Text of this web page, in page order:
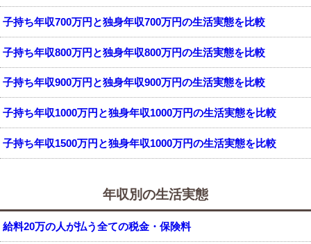
子持ち年収700万円と独身年収700万円の生活実態を比較
子持ち年収800万円と独身年収800万円の生活実態を比較
子持ち年収900万円と独身年収900万円の生活実態を比較
子持ち年収1000万円と独身年収1000万円の生活実態を比較
子持ち年収1500万円と独身年収1000万円の生活実態を比較
年収別の生活実態
給料20万の人が払う全ての税金・保険料